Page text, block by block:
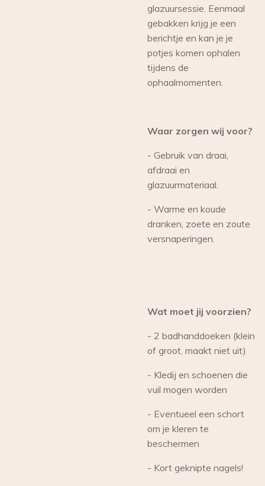
glazuursessie. Eenmaal
gebakken krijg je een
berichtje en kan je je
potjes komen ophalen
tijdens de
ophaalmomenten.
Waar zorgen wij voor?
- Gebruik van draai,
afdraai en
glazuurmateriaal.
- Warme en koude
dranken, zoete en zoute
versnaperingen.
Wat moet jij voorzien?
- 2 badhanddoeken (klein
of groot, maakt niet uit)
- Kledij en schoenen die
vuil mogen worden
- Eventueel een schort
om je kleren te
beschermen
- Kort geknipte nagels!